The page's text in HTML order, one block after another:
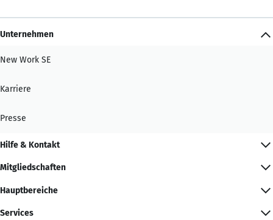
Unternehmen
New Work SE
Karriere
Presse
Hilfe & Kontakt
Mitgliedschaften
Hauptbereiche
Services